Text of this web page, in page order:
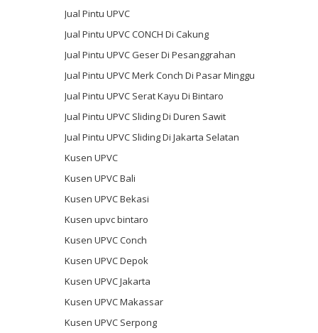
Jual Pintu UPVC
Jual Pintu UPVC CONCH Di Cakung
Jual Pintu UPVC Geser Di Pesanggrahan
Jual Pintu UPVC Merk Conch Di Pasar Minggu
Jual Pintu UPVC Serat Kayu Di Bintaro
Jual Pintu UPVC Sliding Di Duren Sawit
Jual Pintu UPVC Sliding Di Jakarta Selatan
Kusen UPVC
Kusen UPVC Bali
Kusen UPVC Bekasi
Kusen upvc bintaro
Kusen UPVC Conch
Kusen UPVC Depok
Kusen UPVC Jakarta
Kusen UPVC Makassar
Kusen UPVC Serpong